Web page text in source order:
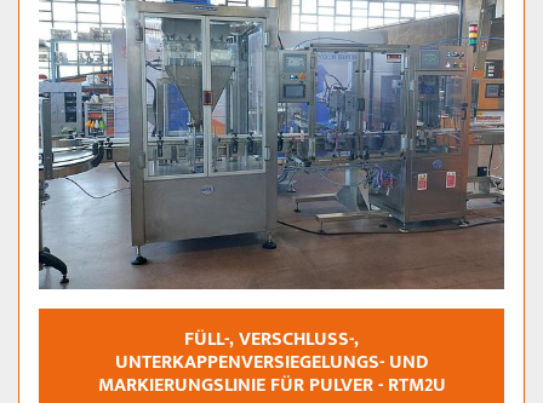
FÜLL-, VERSCHLUSS-,
UNTERKAPPENVERSIEGELUNGS- UND
MARKIERUNGSLINIE FÜR PULVER - RTM2U